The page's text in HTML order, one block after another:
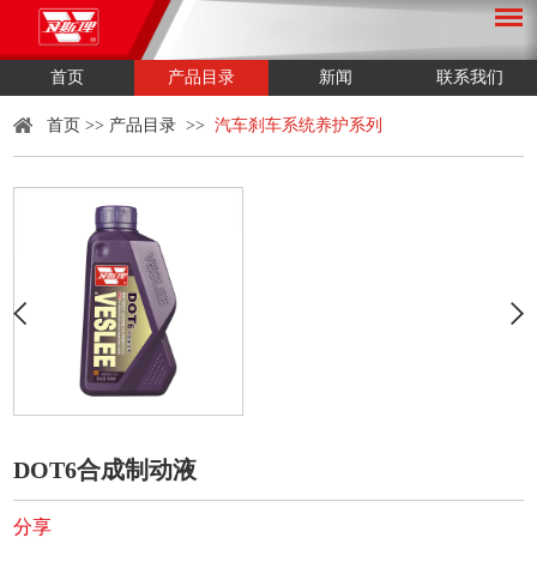
首页 产品目录 新闻 联系我们
首页 >> 产品目录 >>汽车刹车系统养护系列
DOT6合成制动液
分享